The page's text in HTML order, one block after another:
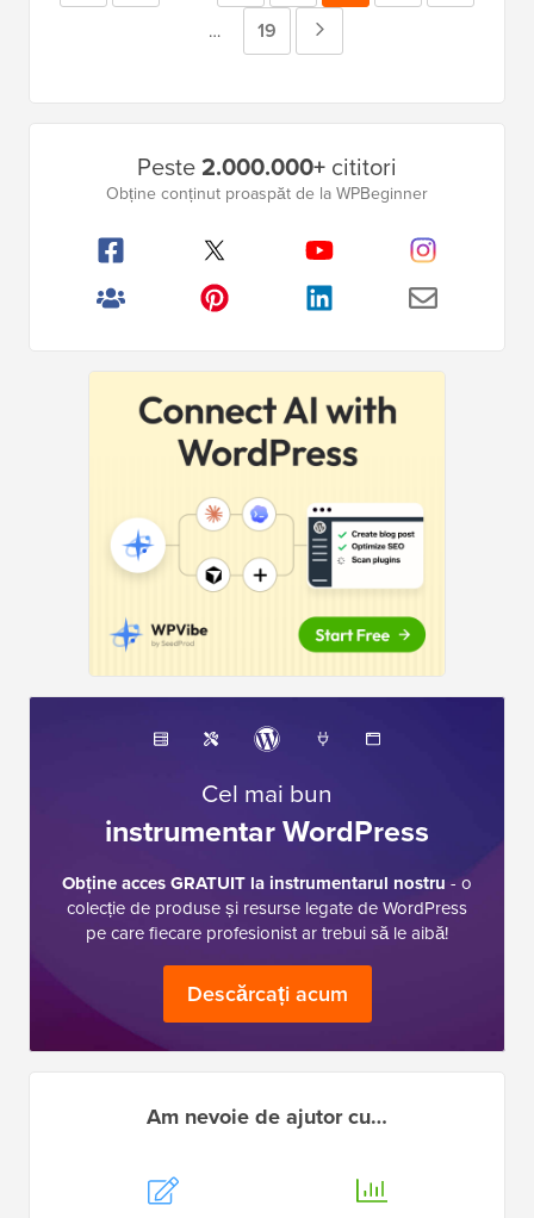
intermediare
omise
Pagini
intermediare
… Pagina
19
laterală
principală
Peste2.000.000+ cititori
Obține conținut proaspăt de la WPBeginner
Cel mai bun
instrumentar WordPress
Obține acces GRATUIT la instrumentarul nostru - o
colecție de produse și resurse legate de WordPress
pe care fiecare profesionist ar trebui să le aibă!
Descărcați acum
Am nevoie de ajutor cu…